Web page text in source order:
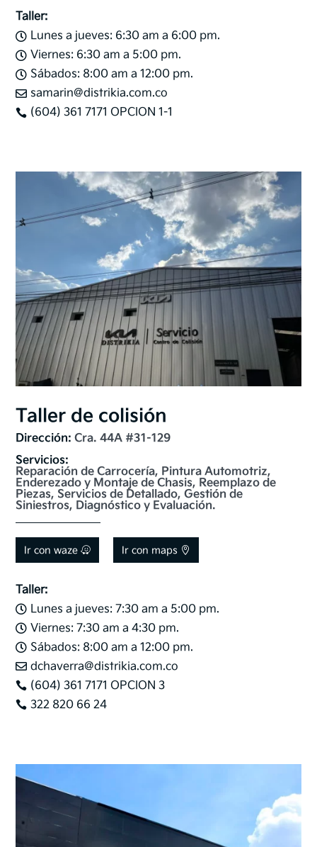
Taller:
 Lunes a jueves: 6:30 am a 6:00 pm.
 Viernes: 6:30 am a 5:00 pm.
 Sábados: 8:00 am a 12:00 pm.
 samarin@distrikia.com.co
 (604) 361 7171 OPCION 1-1
Taller de colisión
Dirección: Cra. 44A #31-129
Servicios:
Reparación de Carrocería, Pintura Automotriz,
Enderezado y Montaje de Chasis, Reemplazo de
Piezas, Servicios de Detallado, Gestión de
Siniestros, Diagnóstico y Evaluación.
Ir con waze Ir con maps
Taller:
 Lunes a jueves: 7:30 am a 5:00 pm.
 Viernes: 7:30 am a 4:30 pm.
 Sábados: 8:00 am a 12:00 pm.
 dchaverra@distrikia.com.co
 (604) 361 7171 OPCION 3
 322 820 66 24